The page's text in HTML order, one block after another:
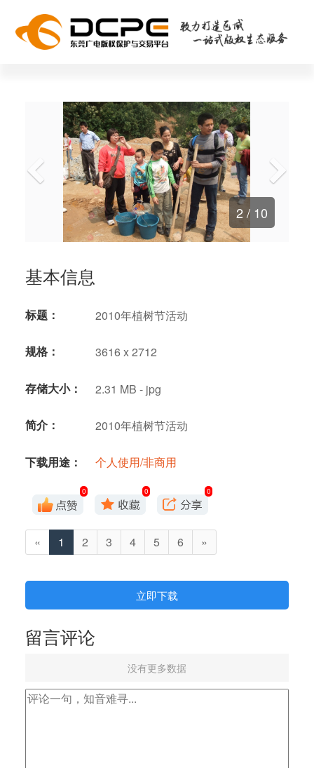
2 / 10
基本信息
标题： 2010年植树节活动
规格： 3616 x 2712
存储大小： 2.31 MB - jpg
简介： 2010年植树节活动
下载用途： 个人使用/非商用
0 0 0
« 1 2 3 4 5 6 »
立即下载
留言评论
没有更多数据